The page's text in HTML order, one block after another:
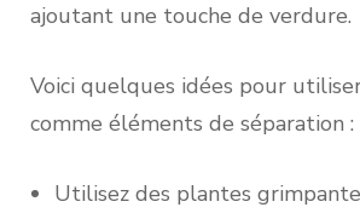
ajoutant une touche de verdure.
Voici quelques idées pour
comme éléments de séparation :
Utilisez des plantes